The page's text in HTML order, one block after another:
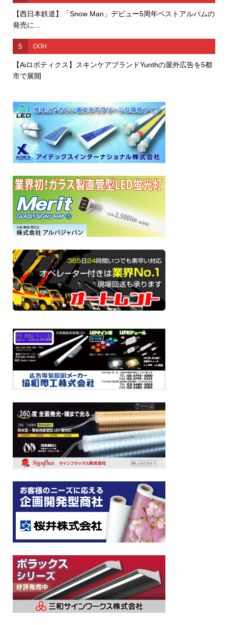
【西日本鉄道】「Snow Man」デビュー5周年ベストアルバムの
発売に...
5 OOH
【Aiロボティクス】スキンケアブランドYunthの屋外広告を5都
市で展開